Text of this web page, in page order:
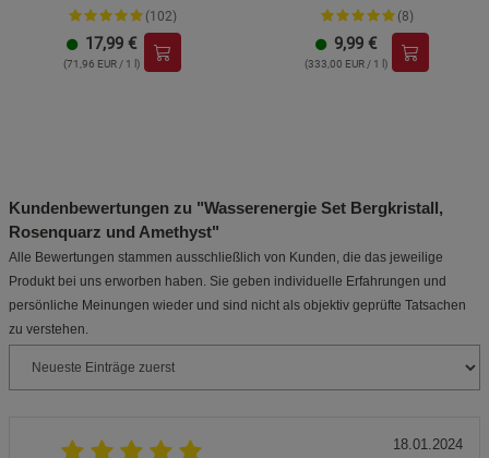
(102)
17,99 €
(71,96 EUR / 1 l)
(8)
9,99 €
(333,00 EUR / 1 l)
Kundenbewertungen zu "Wasserenergie Set Bergkristall,
Rosenquarz und Amethyst"
Alle Bewertungen stammen ausschließlich von Kunden, die das jeweilige
Produkt bei uns erworben haben. Sie geben individuelle Erfahrungen und
persönliche Meinungen wieder und sind nicht als objektiv geprüfte Tatsachen
zu verstehen.
18.01.2024
Beschreibung Funktionale Cookies
Cookie-Informationen anzeigen
Marketing Cookies (3)
Beschreibung Marketing Cookies
Cookie-Informationenanzeigen